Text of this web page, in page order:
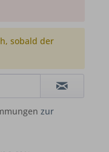
sobald der
zur